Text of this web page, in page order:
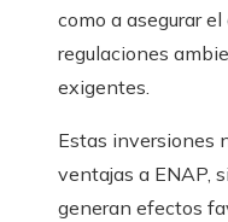
como a asegurar
regulaciones
exigentes.
Estas inversiones
ventajas a ENAP,
generan efectos